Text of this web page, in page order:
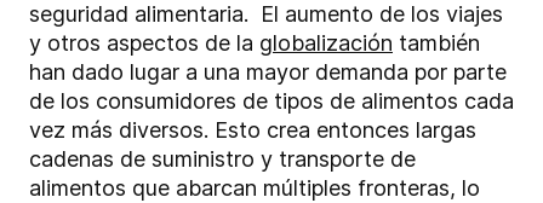
seguridad alimentaria. El aumento de los viajes
y otros aspectos de la globalización también
han dado lugar a una mayor demanda por parte
de los consumidores de tipos de alimentos cada
vez más diversos. Esto crea entonces largas
cadenas de suministro y transporte de
alimentos que abarcan múltiples fronteras, lo